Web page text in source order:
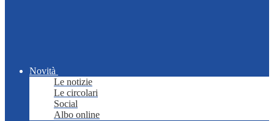
Novità
Le notizie
Le circolari
Social
Albo online